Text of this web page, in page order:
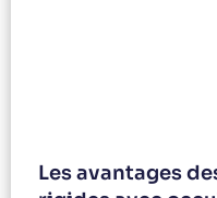
Les avantages